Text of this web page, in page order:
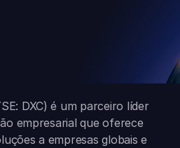
DXC) é um parceiro líder
empresarial que oferece
a empresas globais e